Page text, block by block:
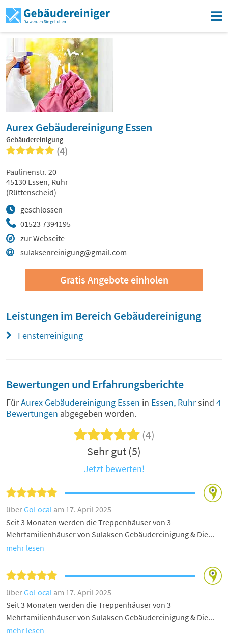
Aurex Gebäudereinigung Essen
Gebäudereinigung
(4)
01523 7394195
zur Webseite
sulaksenreinigung@gmail.com
geschlossen
Paulinenstr. 20
45130 Essen, Ruhr
(Rüttenscheid)
Gratis Angebote einholen
Leistungen im Bereich Gebäudereinigung
Fensterreinigung
Bewertungen und Erfahrungsberichte
FürAurex Gebäudereinigung Essen in Essen, Ruhrsind 4
Bewertungen abgegeben worden.
(4)
Sehr gut (5)
Jetzt bewerten!
überGoLocal am 17. April 2025
Seit 3 Monaten werden die Treppenhäuser von 3
Mehrfamilienhäuser von Sulaksen Gebäudereinigung & Die...
mehr lesen
überGoLocal am 17. April 2025
Seit 3 Monaten werden die Treppenhäuser von 3
Mehrfamilienhäuser von Sulaksen Gebäudereinigung & Die...
mehr lesen